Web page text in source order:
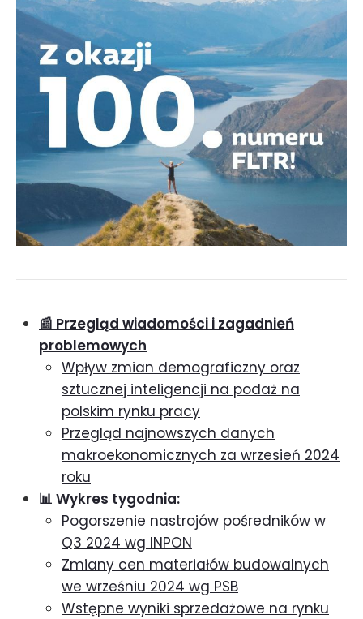
📰 Przegląd wiadomości i zagadnień
problemowych
Wpływ zmian demograficzny oraz
sztucznej inteligencji na podaż na
polskim rynku pracy
Przegląd najnowszych danych
makroekonomicznych za wrzesień 2024
roku
📊 Wykres tygodnia:
Pogorszenie nastrojów pośredników w
Q3 2024 wg INPON
Zmiany cen materiałów budowalnych
we wrześniu 2024 wg PSB
Wstępne wyniki sprzedażowe na rynku